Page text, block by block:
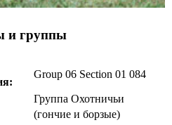
и группы
Group 06 Section 01 084
Группа Охотничьи
(гончие и борзые)